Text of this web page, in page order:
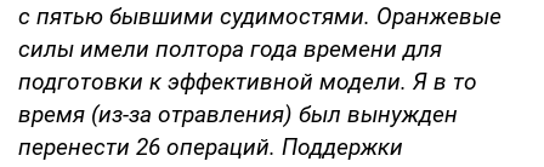
с пятью бывшими судимостями. Оранжевые
силы имели полтора года времени для
подготовки к эффективной модели. Я в то
время (из-за отравления) был вынужден
перенести 26 операций. Поддержки